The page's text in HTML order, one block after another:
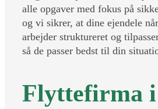
alle opgaver med fokus på
og vi sikrer, at dine ejendele
arbejder struktureret og
så de passer bedst til din
Flyttefirma i